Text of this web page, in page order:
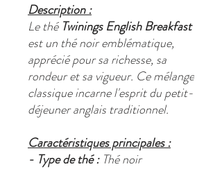
Description :
Le thé Twinings English Breakfast
est un thé noir emblématique,
apprécié pour sa richesse, sa
rondeur et sa vigueur. Ce mélange
classique incarne l'esprit du petit-
déjeuner anglais traditionnel.
Caractéristiques principales :
- Type de thé :Thé noir